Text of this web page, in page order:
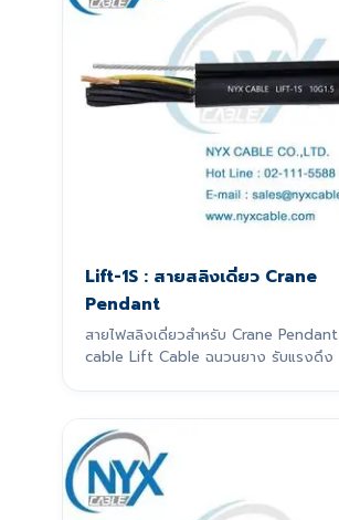
Lift-1S : สายสลิงเดี่ยว Crane
Pendant
สายไฟสลิงเดี่ยวสำหรับ Crane Pendant
cable Lift Cable ฉนวนยาง รับแรงดึง